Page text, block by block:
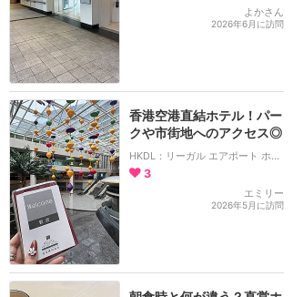
よかさん
2026年6月に訪問
香港空港直結ホテル！パー
クや市街地へのアクセス◎
HKDL：リーガル エアポート ホテル
3
エミリー
2026年5月に訪問